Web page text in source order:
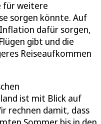
für weitere
sorgen könnte. Auf
dafür sorgen,
gibt und die
Reiseaufkommen
ist mit Blick auf
rechnen damit, dass